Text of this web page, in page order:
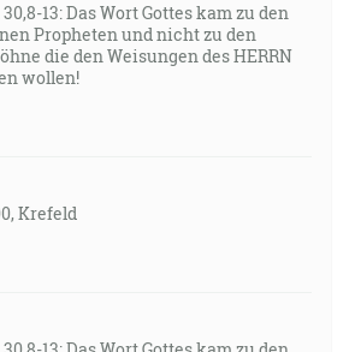
13: Das Wort Gottes kam zu den
Propheten und nicht zu den
die den Weisungen des HERRN
wollen!
Krefeld